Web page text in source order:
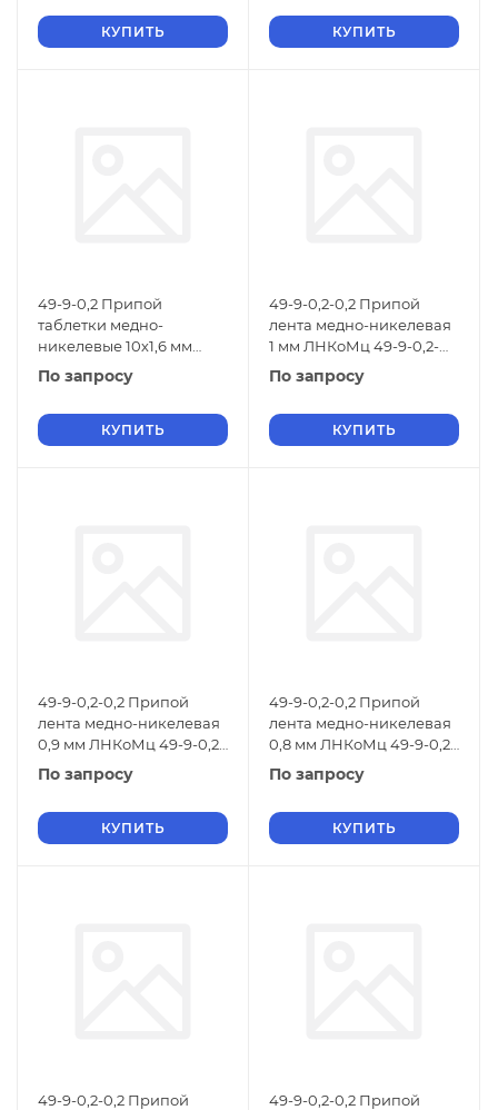
КУПИТЬ КУПИТЬ
49-9-0,2 Припой
таблетки медно-
никелевые 10х1,6 мм
ЛНМц 49-9-0,2 1733-026-
17228138-2005
По запросу
КУПИТЬ
49-9-0,2-0,2 Припой
лента медно-никелевая
1 мм ЛНКоМц 49-9-0,2-
0,2 ТУ 48-21-299-84
По запросу
КУПИТЬ
49-9-0,2-0,2 Припой
лента медно-никелевая
0,9 мм ЛНКоМц 49-9-0,2-
0,2 ТУ 48-21-299-84
По запросу
КУПИТЬ
49-9-0,2-0,2 Припой
лента медно-никелевая
0,8 мм ЛНКоМц 49-9-0,2-
0,2 ТУ 48-21-299-84
По запросу
КУПИТЬ
49-9-0,2-0,2 Припой
49-9-0,2-0,2 Припой